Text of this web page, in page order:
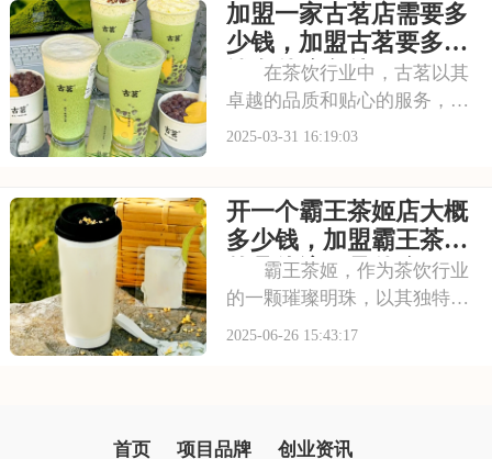
现在，你也有机会成为这一品
牌传奇的续写者，通过加盟霸
王茶姬，将这份茶韵
加盟一家古茗店需要多
少钱，加盟古茗要多少
钱有什么条件
在茶饮行业中，古茗以其
卓越的品质和贴心的服务，赢
得了广大消费者的信赖和支
探索市场的无限可能。本文将
为你揭秘加盟一家古茗店需要
多少钱，加盟古茗要多
2025-03-31 16:19:03
开一个霸王茶姬店大概
多少钱，加盟霸王茶姬
的具体流程是什么
霸王茶姬，作为茶饮行业
的一颗璀璨明珠，以其独特的
品牌魅力与优质的产品，吸引
想要开霸王茶姬店，下面请看
2025-06-26 15:43:17
首页 项目品牌 创业资讯